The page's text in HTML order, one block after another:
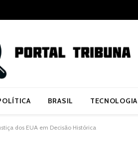
BRASIL TECNOLOGIA
dos EUA em Decisão Histórica